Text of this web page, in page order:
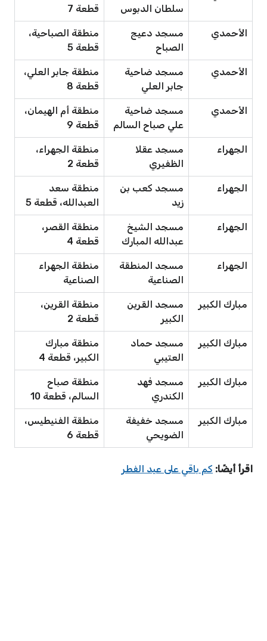
سلطان الدبوس قطعة 7
الأحمدي
مسجد دعيج
الصباح
منطقة الصباحية،
قطعة 5
الأحمدي
مسجد ضاحية
جابر العلي
منطقة جابر العلي،
قطعة 8
الأحمدي
مسجد ضاحية
علي صباح السالم
منطقة أم الهيمان،
قطعة 9
الجهراء
مسجد عقلا
الظفيري
منطقة الجهراء،
قطعة 2
الجهراء
مسجد كعب بن
زيد
منطقة سعد
العبدالله، قطعة 5
الجهراء
مسجد الشيخ
عبدالله المبارك
منطقة القصر،
قطعة 4
الجهراء
مسجد المنطقة
الصناعية
منطقة الجهراء
الصناعية
مبارك الكبير
مسجد القرين
الكبير
منطقة القرين،
قطعة 2
مبارك الكبير
مسجد حماد
العتيبي
منطقة مبارك
الكبير، قطعة 4
مبارك الكبير
مسجد فهد
الكندري
منطقة صباح
السالم، قطعة 10
مبارك الكبير
مسجد خفيفة
الضويحي
منطقة الفنيطيس،
قطعة 6
اقرأ أيضًا: كم باقي على عيد الفطر